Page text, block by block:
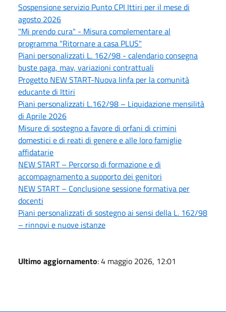
Sospensione servizio Punto CPI Ittiri per il mese di
agosto 2026
"Mi prendo cura" - Misura complementare al
programma "Ritornare a casa PLUS"
Piani personalizzati L. 162/98 - calendario consegna
buste paga, mav, variazioni contrattuali
Progetto NEW START-Nuova linfa per la comunità
educante di Ittiri
Piani personalizzati L.162/98 – Liquidazione mensilità
di Aprile 2026
Misure di sostegno a favore di orfani di crimini
domestici e di reati di genere e alle loro famiglie
affidatarie
NEW START – Percorso di formazione e di
accompagnamento a supporto dei genitori
NEW START – Conclusione sessione formativa per
docenti
Piani personalizzati di sostegno ai sensi della L. 162/98
– rinnovi e nuove istanze
Ultimo aggiornamento: 4 maggio 2026, 12:01